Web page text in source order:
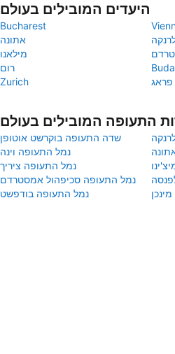
היעדים המובילים בעולם
Bucharest
אתונה
מילאנו
רום
Zurich
פראג
התעופה המובילים בעולם
שדה התעופה בוקרשט אוטופן
נמל התעופה וינה
נמל התעופה ציריך
נמל התעופה סכיפהול אמסטרדם
נמל התעופה בודפשט